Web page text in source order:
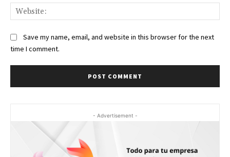
Save my name, email, and website in this browser for the next
time I comment.
- Advertisement -